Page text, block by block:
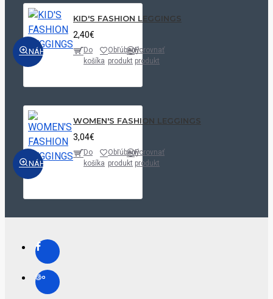
NÁHĽAD
KID'S FASHION LEGGINGS
2,40€
Do
košíka
Obľúbený
produkt
Porovnať
produkt
NÁHĽAD
WOMEN'S FASHION LEGGINGS
3,04€
Do
košíka
Obľúbený
produkt
Porovnať
produkt